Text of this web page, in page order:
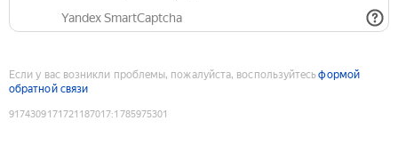
Yandex SmartCaptcha
Если у вас возникли проблемы, пожалуйста, воспользуйтесьформой
обратной связи
9174309171721187017:1785975301